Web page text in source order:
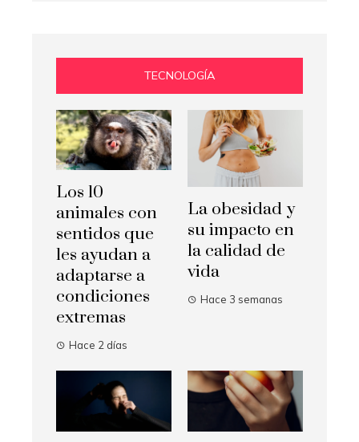
TECNOLOGÍA
Los 10
animales con
sentidos que
les ayudan a
adaptarse a
condiciones
extremas
Hace 2 días
La obesidad y
su impacto en
la calidad de
vida
Hace 3 semanas